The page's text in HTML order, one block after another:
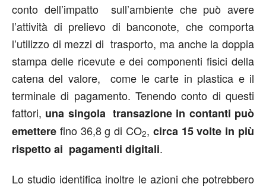
conto dell’impatto sull’ambiente che può avere
l’attività di prelievo di banconote, che comporta
l’utilizzo di mezzi di trasporto, ma anche la doppia
stampa delle ricevute e dei componenti fisici della
catena del valore, come le carte in plastica e il
terminale di pagamento. Tenendo conto di questi
fattori, una singola transazione in contanti può
emettere fino 36,8 g di CO2, circa 15 volte in più
rispetto ai pagamenti digitali.
Lo studio identifica inoltre le azioni che potrebbero